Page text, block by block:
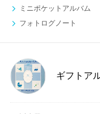
ミニポケットアルバム
フォトログノート
ギフトア